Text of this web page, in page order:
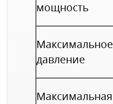
мощность
Максимальное
давление
Максимальная